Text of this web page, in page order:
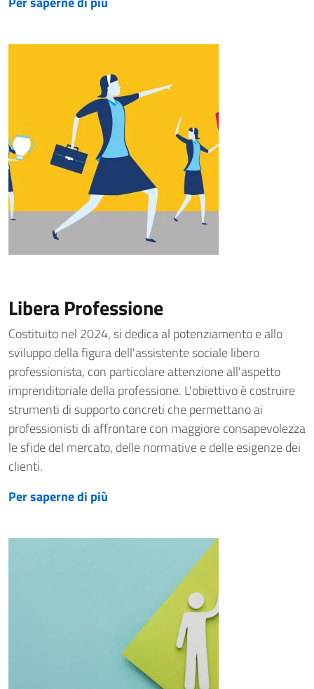
Libera Professione
Costituito nel 2024, si dedica al potenziamento e allo
sviluppo della figura dell'assistente sociale libero
professionista, con particolare attenzione all'aspetto
imprenditoriale della professione. L'obiettivo è costruire
strumenti di supporto concreti che permettano ai
professionisti di affrontare con maggiore consapevolezza
le sfide del mercato, delle normative e delle esigenze dei
clienti.
Per saperne di più